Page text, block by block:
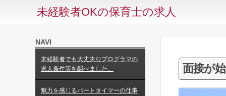
未経験者OKの保育士の求人
NAVI
未経験者でも大丈夫なプログラマの
求人条件等を調べました。
魅力を感じるパートタイマーの仕事
面接が